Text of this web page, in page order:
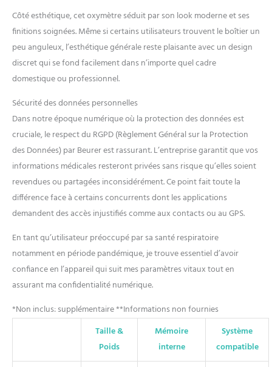
contact avec la peau grâce à
la technologie infrarouge
produit 2: Très lisible :
affichage des valeurs
mesurées sur l'écran
température peut être suivie
grâce aux 60 emplacements
de mémoire intégrés produit
2: Alarme de fièvre : Le
thermomètre FT 90 est doté
d'une alarme de fièvre à
partir de 38°C, ainsi que d'un
écran smiley qui indique si la
température du corps est
bonne ou trop élevée
Côté esthétique, cet oxymètre séduit par son look moderne et ses
finitions soignées. Même si certains utilisateurs trouvent le boîtier un
peu anguleux, l’esthétique générale reste plaisante avec un design
discret qui se fond facilement dans n’importe quel cadre
domestique ou professionnel.
Sécurité des données personnelles
Dans notre époque numérique où la protection des données est
cruciale, le respect du RGPD (Règlement Général sur la Protection
des Données) par Beurer est rassurant. L’entreprise garantit que vos
informations médicales resteront privées sans risque qu’elles soient
revendues ou partagées inconsidérément. Ce point fait toute la
différence face à certains concurrents dont les applications
demandent des accès injustifiés comme aux contacts ou au GPS.
En tant qu’utilisateur préoccupé par sa santé respiratoire
notamment en période pandémique, je trouve essentiel d’avoir
confiance en l’appareil qui suit mes paramètres vitaux tout en
assurant ma confidentialité numérique.
*Non inclus: supplémentaire **Informations non fournies
Taille &
Poids
Mémoire
interne
Système
compatible